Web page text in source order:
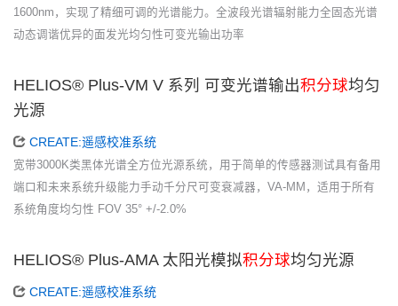
1600nm，实现了精细可调的光谱能力。全波段光谱辐射能力全固态光谱
动态调谐优异的面发光均匀性可变光输出功率
HELIOS® Plus-VM V 系列 可变光谱输出积分球均匀
光源
CREATE:遥感校准系统
宽带3000K类黑体光谱全方位光源系统，用于简单的传感器测试具有备用
端口和未来系统升级能力手动千分尺可变衰减器，VA-MM，适用于所有
系统角度均匀性 FOV 35° +/-2.0%
HELIOS® Plus-AMA 太阳光模拟积分球均匀光源
CREATE:遥感校准系统